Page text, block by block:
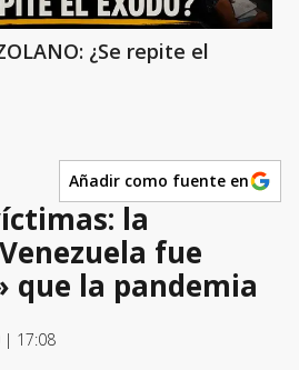
¿Se repite el
Añadir como fuente en
la
fue
que la pandemia
| 17:08